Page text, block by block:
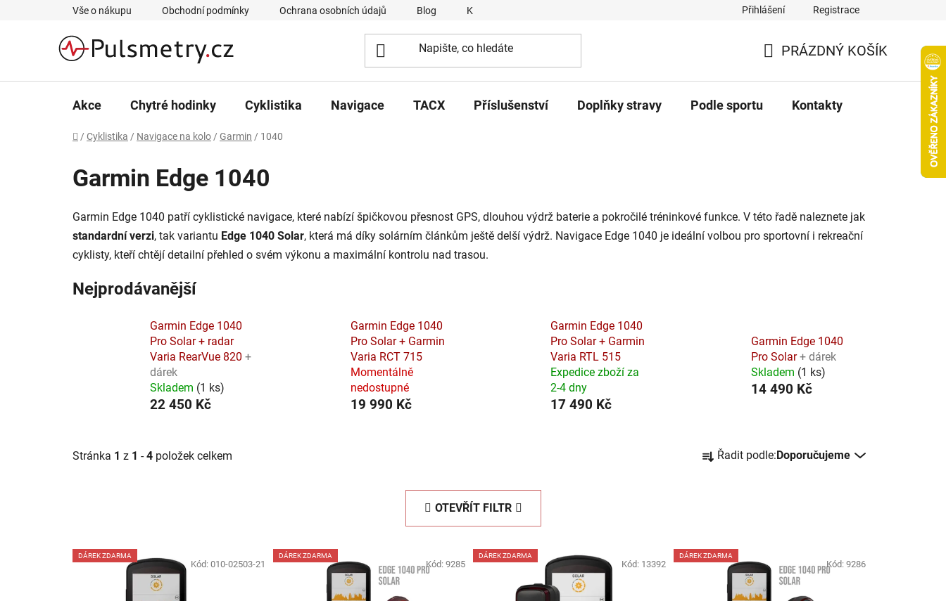
Vše o nákupu Obchodní podmínky Ochrana osobních údajů Blog Kontakty Přihlášení Registrace
KOŠÍK
PRÁZDNÝ KOŠÍK
Akce Chytré hodinky Cyklistika Navigace TACX Příslušenství Doplňky stravy Podle sportu Kontakty
Domů
/ Cyklistika / Navigace na kolo / Garmin / 1040
Garmin Edge 1040
Garmin Edge 1040 patří cyklistické navigace, které nabízí špičkovou přesnost GPS, dlouhou výdrž baterie a pokročilé tréninkové funkce. V této řadě naleznete jak
standardní verzi, tak variantu Edge 1040 Solar, která má díky solárním článkům ještě delší výdrž. Navigace Edge 1040 je ideální volbou pro sportovní i rekreační
cyklisty, kteří chtějí detailní přehled o svém výkonu a maximální kontrolu nad trasou.
Nejprodávanější
Garmin Edge 1040
Pro Solar + radar
Varia RearVue 820 +
dárek
Skladem (1 ks)
22 450 Kč
Garmin Edge 1040
Pro Solar + Garmin
Varia RCT 715
Momentálně
nedostupné
19 990 Kč
Garmin Edge 1040
Pro Solar + Garmin
Varia RTL 515
Expedice zboží za
2-4 dny
17 490 Kč
Garmin Edge 1040
Pro Solar+ dárek
Skladem (1 ks)
14 490 Kč
Stránka 1 z 1 -4 položek celkem
a
p
Řadit podle: Doporučujeme
OTEVŘÍT FILTR
V
ý
DÁREK ZDARMA
Kód: 010-02503-21
DÁREK ZDARMA
Kód: 9285
DÁREK ZDARMA
Kód: 13392
DÁREK ZDARMA
Kód: 9286